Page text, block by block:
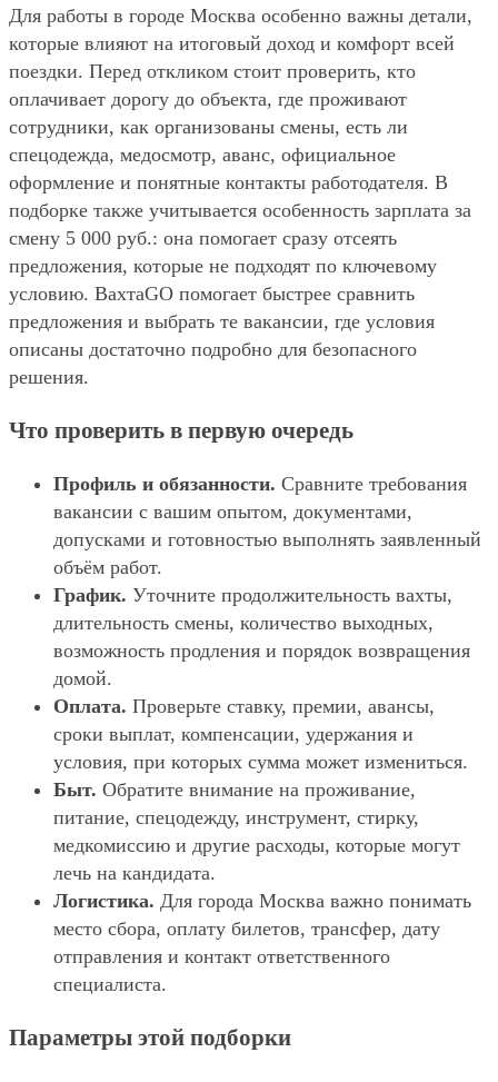
Для работы в городе Москва особенно важны детали,
которые влияют на итоговый доход и комфорт всей
поездки. Перед откликом стоит проверить, кто
оплачивает дорогу до объекта, где проживают
сотрудники, как организованы смены, есть ли
спецодежда, медосмотр, аванс, официальное
оформление и понятные контакты работодателя. В
подборке также учитывается особенность зарплата за
смену 5 000 руб.: она помогает сразу отсеять
предложения, которые не подходят по ключевому
условию. ВахтаGO помогает быстрее сравнить
предложения и выбрать те вакансии, где условия
описаны достаточно подробно для безопасного
решения.
Что проверить в первую очередь
Профиль и обязанности. Сравните требования
вакансии с вашим опытом, документами,
допусками и готовностью выполнять заявленный
объём работ.
График. Уточните продолжительность вахты,
длительность смены, количество выходных,
возможность продления и порядок возвращения
домой.
Оплата. Проверьте ставку, премии, авансы,
сроки выплат, компенсации, удержания и
условия, при которых сумма может измениться.
Быт. Обратите внимание на проживание,
питание, спецодежду, инструмент, стирку,
медкомиссию и другие расходы, которые могут
лечь на кандидата.
Логистика. Для города Москва важно понимать
место сбора, оплату билетов, трансфер, дату
отправления и контакт ответственного
специалиста.
Параметры этой подборки